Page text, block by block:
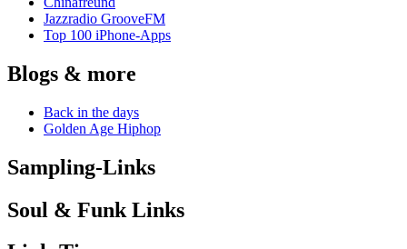
Jazzradio GrooveFM
Top 100 iPhone-Apps
Blogs & more
Back in the days
Golden Age Hiphop
Sampling-Links
Soul & Funk Links